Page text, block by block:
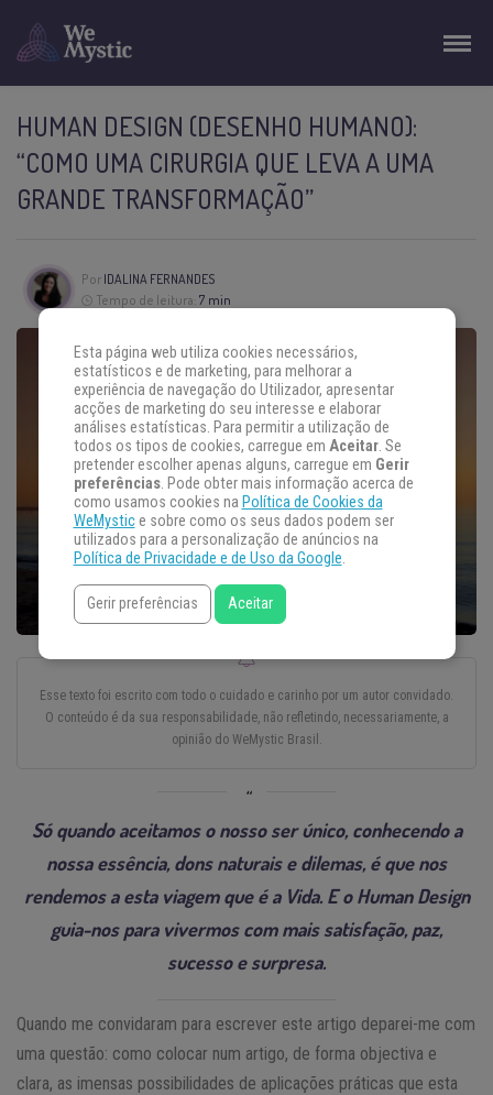
HUMAN DESIGN (DESENHO HUMANO):
“COMO UMA CIRURGIA QUE LEVA A UMA
GRANDE TRANSFORMAÇÃO”
Por IDALINA FERNANDES
Tempo de leitura: 7 min
Esse texto foi escrito com todo o cuidado e carinho por um autor convidado.
O conteúdo é da sua responsabilidade, não refletindo, necessariamente, a
opinião do WeMystic Brasil.
Só quando aceitamos o nosso ser único, conhecendo a
nossa essência, dons naturais e dilemas, é que nos
rendemos a esta viagem que é a Vida. E o Human Design
guia-nos para vivermos com mais satisfação, paz,
sucesso e surpresa.
Quando me convidaram para escrever este artigo deparei-me com
uma questão: como colocar num artigo, de forma objectiva e
clara, as imensas possibilidades de aplicações práticas que esta
Esta página web utiliza cookies necessários,
estatísticos e de marketing, para melhorar a
experiência de navegação do Utilizador, apresentar
acções de marketing do seu interesse e elaborar
análises estatísticas. Para permitir a utilização de
todos os tipos de cookies, carregue em Aceitar. Se
pretender escolher apenas alguns, carregue em Gerir
preferências. Pode obter mais informação acerca de
como usamos cookies na Política de Cookies da
WeMystice sobre como os seus dados podem ser
utilizados para a personalização de anúncios na
Política de Privacidade e de Uso da Google.
Gerir preferências Aceitar